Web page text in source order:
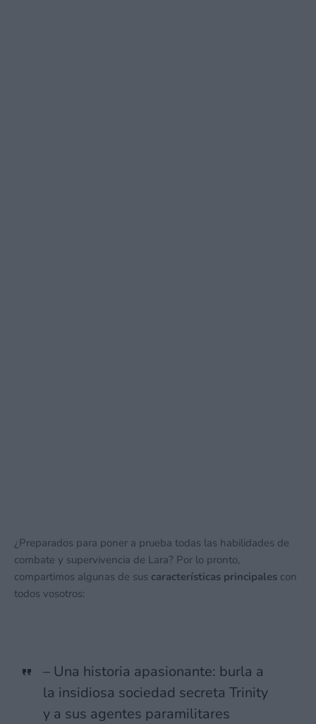
¿Preparados para poner a prueba todas las habilidades de
combate y supervivencia de Lara? Por lo pronto,
compartimos algunas de sus características principales con
todos vosotros:
– Una historia apasionante: burla a
la insidiosa sociedad secreta Trinity
y a sus agentes paramilitares